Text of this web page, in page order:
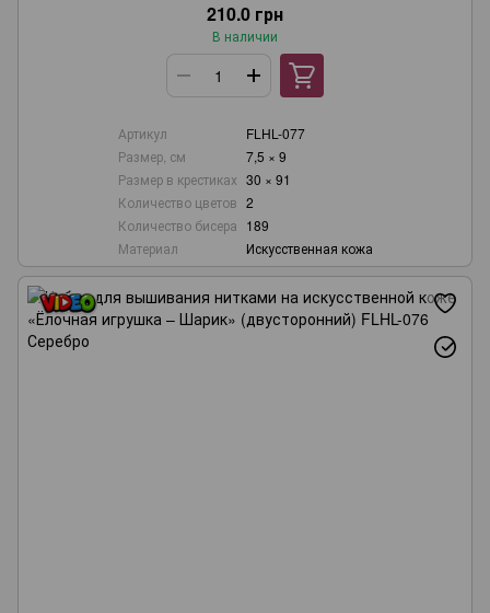
210.0 грн
В наличии
Артикул
FLHL-077
Размер, см
7,5 × 9
Размер в крестиках 30 × 91
Количество цветов 2
Количество бисера 189
Материал
Искусственная кожа